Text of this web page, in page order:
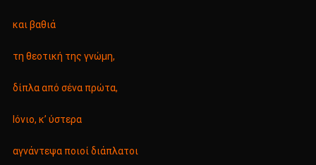
και βαθιά
τη θεοτική της γνώμη,
δίπλα από σένα πρώτα,
Ιόνιο, κ’ ύστερα
αγνάντεψα ποιοί διάπλατοι